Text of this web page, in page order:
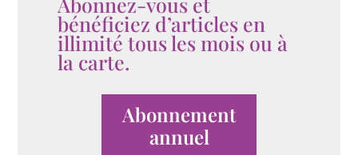
bénéficiez d’articles en
illimité tous les mois ou à
la carte.
Abonnement
annuel